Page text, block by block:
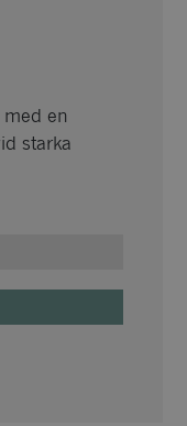
en
starka